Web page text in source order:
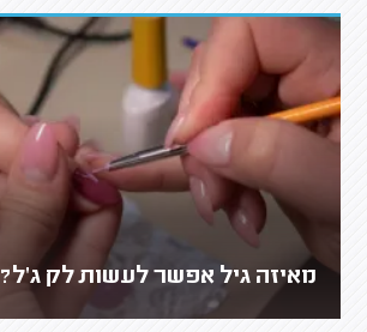
מאיזה גיל אפשר לעשות לק ג'ל?